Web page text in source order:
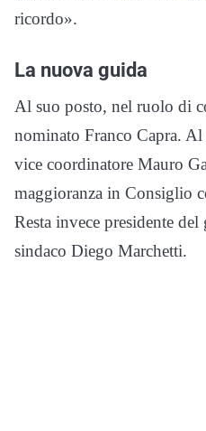
ricordo».
La nuova guida
Al suo posto, nel ruolo di
nominato Franco Capra.
vice coordinatore Mauro
maggioranza in Consiglio
Resta invece presidente
sindaco Diego Marchetti.